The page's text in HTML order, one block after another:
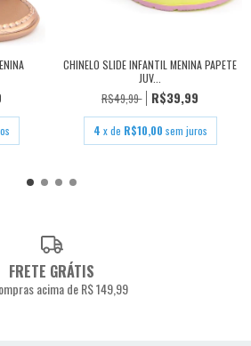
CHINELO SLIDE INFANTIL MENINA PAPETE
JUV...
R$49,99
R$39,99
4 x de R$10,00 sem juros
FRETE GRÁTIS
acima de R$ 149,99